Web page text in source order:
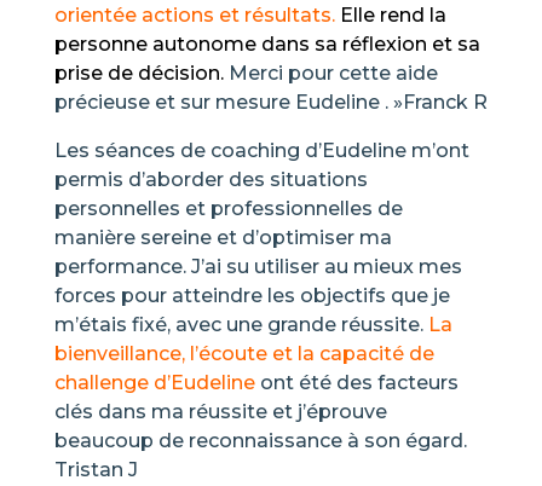
orientée actions et résultats. Elle rend la
personne autonome dans sa réflexion et sa
prise de décision.Merci pour cette aide
précieuse et sur mesure Eudeline . »Franck R
Les séances de coaching d’Eudeline m’ont
permis d’aborder des situations
personnelles et professionnelles de
manière sereine et d’optimiser ma
performance. J’ai su utiliser au mieux mes
forces pour atteindre les objectifs que je
m’étais fixé, avec une grande réussite. La
bienveillance, l’écoute et la capacité de
challenge d’Eudelineont été des facteurs
clés dans ma réussite et j’éprouve
beaucoup de reconnaissance à son égard.
Tristan J